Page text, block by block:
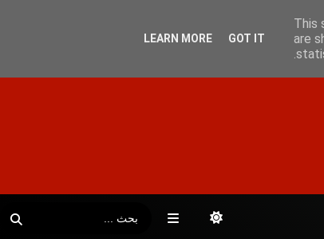
This
are
LEARN MORE GOT IT